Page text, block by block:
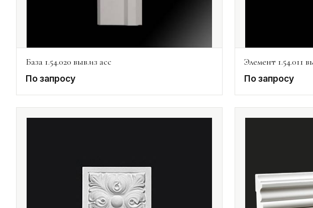
База 1.54.020 выв.из асс
По запросу
Элемент 1.54.011
По запросу